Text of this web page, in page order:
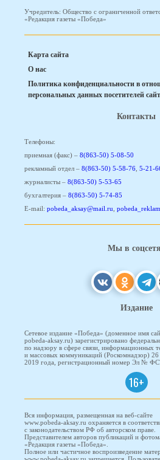
Учредитель: Общество с ограниченной
«Редакция газеты «Победа»
Карта сайта
О нас
Политика конфиденциальности в
персональных данных посетителей
Контакты
Телефоны:
приемная (факс) – 8(863-50) 5-08-50
рекламный отдел – 8(863-50) 5-58-76, 5-21-
журналисты – 8(863-50) 5-53-65
бухгалтерия – 8(863-50) 5-74-85
E-mail: pobeda_aksay@mail.ru,
Мы в
Издание
Сетевое издание «Победа» (доменное имя
pobeda-aksay.ru) зарегистрировано
по надзору в сфере связи, информационных
и массовых коммуникаций (Роскомнадзор)
2019 года, регистрационный номер Эл №
16+
Вся информация, размещенная на веб-сайте
www.pobeda-aksay.ru охраняется в
с законодательством РФ об авторском праве.
Представителем авторов публикаций и
«Редакция газеты «Победа».
Полное или частичное воспроизведение